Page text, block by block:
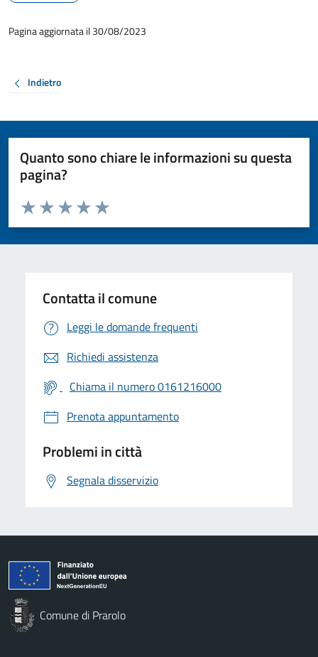
Pagina aggiornata il 30/08/2023
Indietro
Quanto sono chiare le informazioni su questa
pagina?
Valuta da 1 a 5 stelle la pagina
Valuta 5 stelle su 5
Valuta 4 stelle su 5
Valuta 3 stelle su 5
Valuta 2 stelle su 5
Valuta 1 stelle su 5
Contatta il comune
Leggi le domande frequenti
Richiedi assistenza
Chiama il numero 0161216000
Prenota appuntamento
Problemi in città
Segnala disservizio
Comune di Prarolo